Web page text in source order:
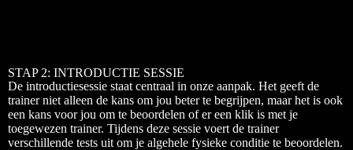
STAP 2: INTRODUCTIE SESSIE
De introductiesessie staat centraal in onze aanpak. Het geeft de
trainer niet alleen de kans om jou beter te begrijpen, maar het is ook
een kans voor jou om te beoordelen of er een klik is met je
toegewezen trainer. Tijdens deze sessie voert de trainer
verschillende tests uit om je algehele fysieke conditie te beoordelen.